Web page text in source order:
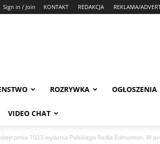
Sign in / Join KONTAKT REDAKCJA REKLAMA/
ROZRYWKA OGŁOSZENIA
VIDEO CHAT
1023 wydania Polskiego Radia Edmonton. W